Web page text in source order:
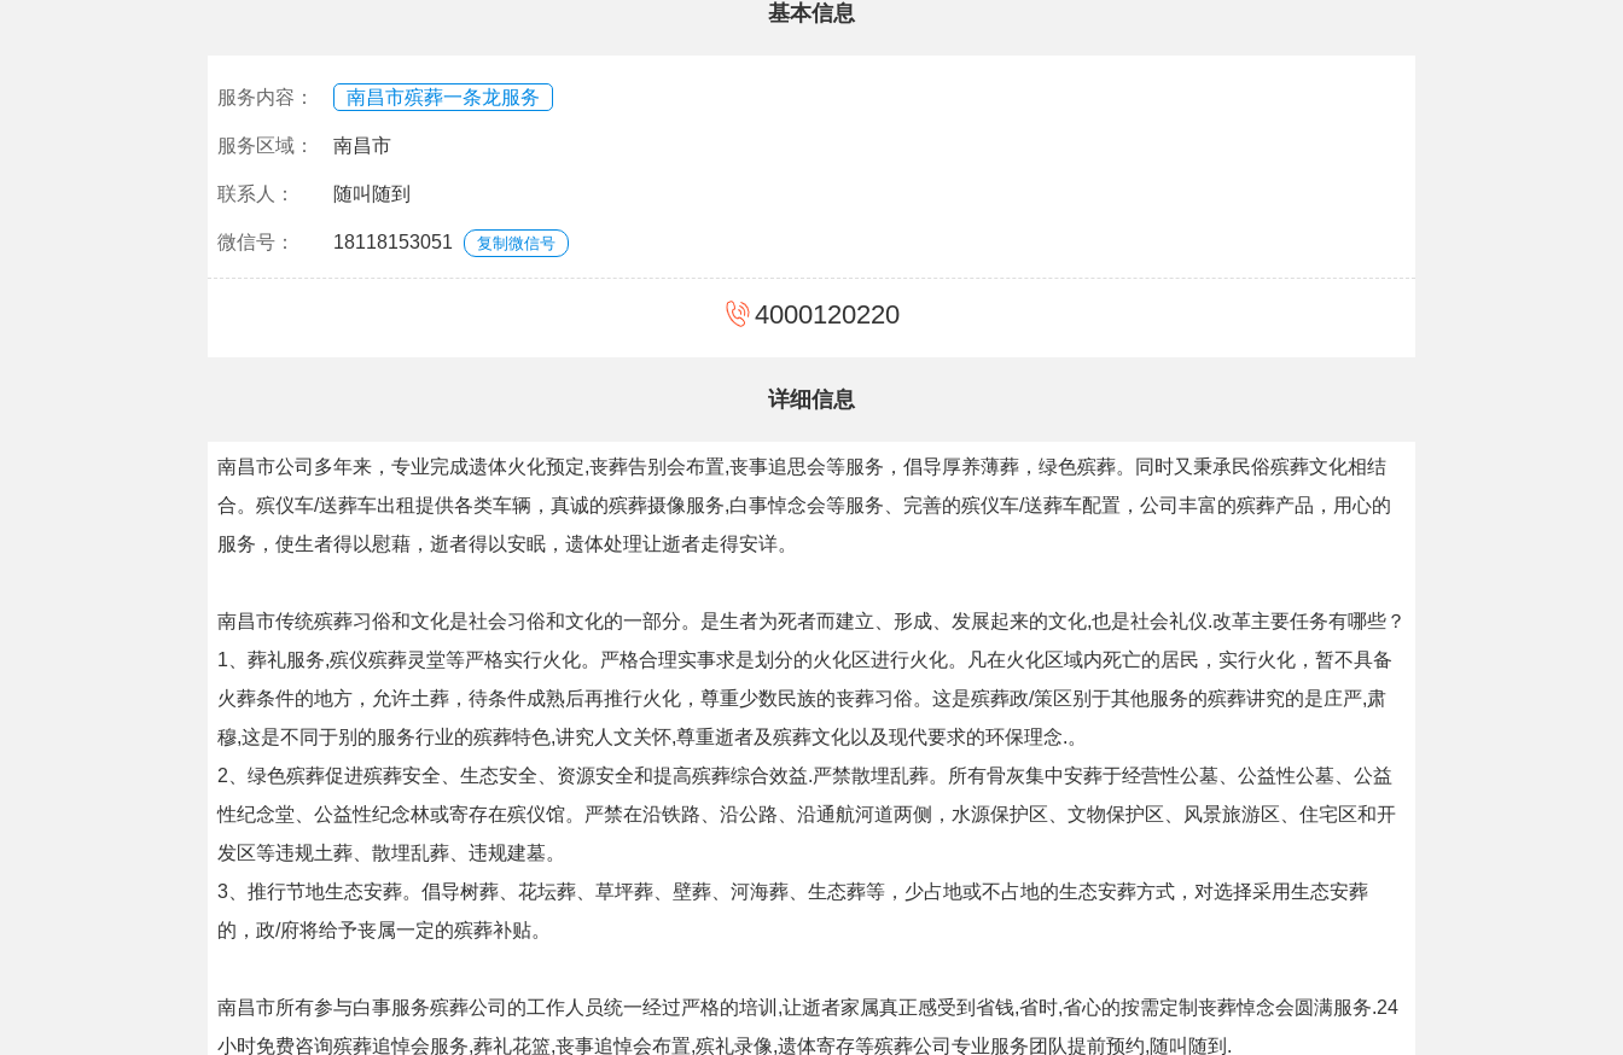
基本信息
服务内容： 南昌市殡葬一条龙服务
服务区域： 南昌市
联系人： 随叫随到
微信号： 18118153051 复制微信号
4000120220
详细信息
南昌市公司多年来，专业完成遗体火化预定,丧葬告别会布置,丧事追思会等服务，倡导厚养薄葬，绿色殡葬。同时又秉承民俗殡葬文化相结
合。殡仪车/送葬车出租提供各类车辆，真诚的殡葬摄像服务,白事悼念会等服务、完善的殡仪车/送葬车配置，公司丰富的殡葬产品，用心的
服务，使生者得以慰藉，逝者得以安眠，遗体处理让逝者走得安详。
南昌市传统殡葬习俗和文化是社会习俗和文化的一部分。是生者为死者而建立、形成、发展起来的文化,也是社会礼仪.改革主要任务有哪些？
1、葬礼服务,殡仪殡葬灵堂等严格实行火化。严格合理实事求是划分的火化区进行火化。凡在火化区域内死亡的居民，实行火化，暂不具备
火葬条件的地方，允许土葬，待条件成熟后再推行火化，尊重少数民族的丧葬习俗。这是殡葬政/策区别于其他服务的殡葬讲究的是庄严,肃
穆,这是不同于别的服务行业的殡葬特色,讲究人文关怀,尊重逝者及殡葬文化以及现代要求的环保理念.。
2、绿色殡葬促进殡葬安全、生态安全、资源安全和提高殡葬综合效益.严禁散埋乱葬。所有骨灰集中安葬于经营性公墓、公益性公墓、公益
性纪念堂、公益性纪念林或寄存在殡仪馆。严禁在沿铁路、沿公路、沿通航河道两侧，水源保护区、文物保护区、风景旅游区、住宅区和开
发区等违规土葬、散埋乱葬、违规建墓。
3、推行节地生态安葬。倡导树葬、花坛葬、草坪葬、壁葬、河海葬、生态葬等，少占地或不占地的生态安葬方式，对选择采用生态安葬
的，政/府将给予丧属一定的殡葬补贴。
南昌市所有参与白事服务殡葬公司的工作人员统一经过严格的培训,让逝者家属真正感受到省钱,省时,省心的按需定制丧葬悼念会圆满服务.24
小时免费咨询殡葬追悼会服务,葬礼花篮,丧事追悼会布置,殡礼录像,遗体寄存等殡葬公司专业服务团队提前预约,随叫随到.